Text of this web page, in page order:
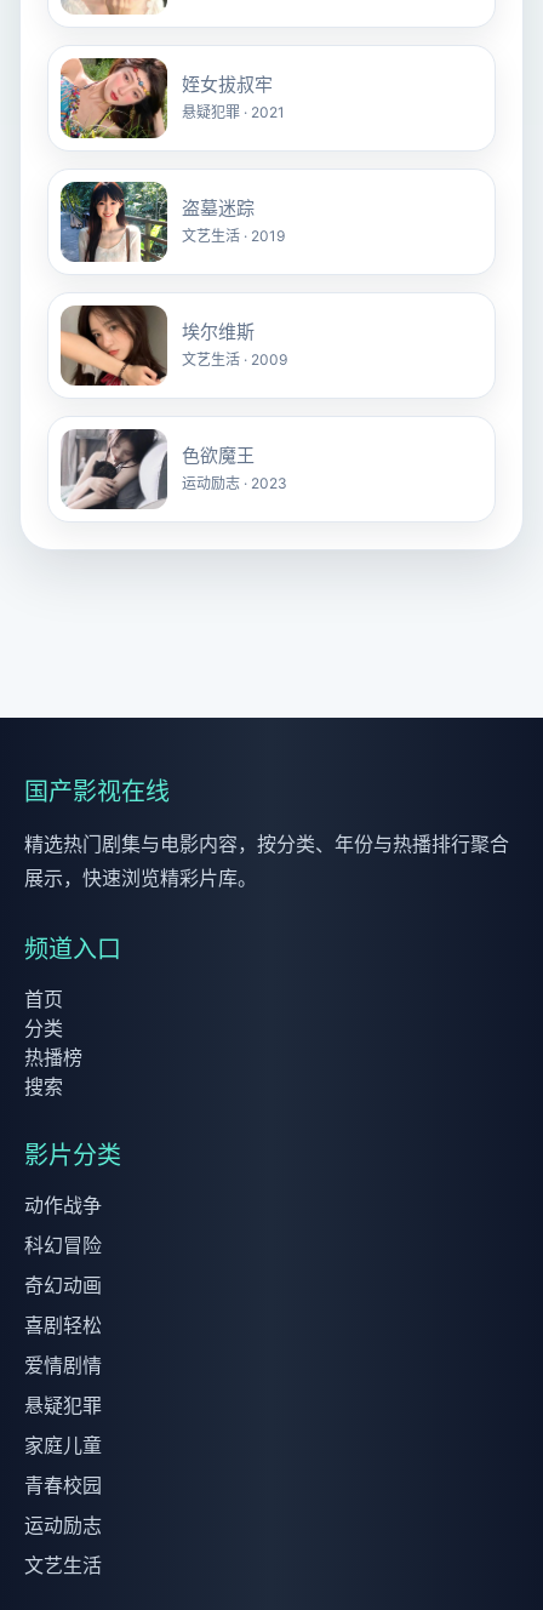
姪女拔叔牢
悬疑犯罪 · 2021
盗墓迷踪
文艺生活 · 2019
埃尔维斯
文艺生活 · 2009
色欲魔王
运动励志 · 2023
国产影视在线
精选热门剧集与电影内容，按分类、年份与热播排行聚合
展示，快速浏览精彩片库。
频道入口
首页
分类
热播榜
搜索
影片分类
动作战争
科幻冒险
奇幻动画
喜剧轻松
爱情剧情
悬疑犯罪
家庭儿童
青春校园
运动励志
文艺生活